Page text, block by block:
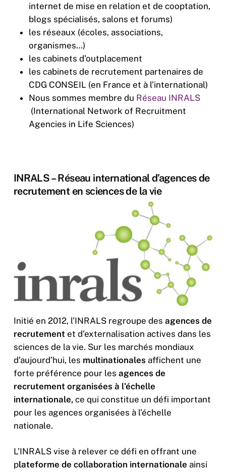
internet de mise en relation et de cooptation,
blogs spécialisés, salons et forums)
les réseaux (écoles, associations,
organismes…)
les cabinets d’outplacement
les cabinets de recrutement partenaires de
CDG CONSEIL (en France et à l’international)
Nous sommes membre du Réseau INRALS
(International Network of Recruitment
Agencies in Life Sciences)
INRALS – Réseau international d’agences de
recrutement en sciences de la vie
Initié en 2012, l’INRALS regroupe des agences de
recrutement et d’externalisation actives dans les
sciences de la vie. Sur les marchés mondiaux
d’aujourd’hui, les multinationales affichent une
forte préférence pour les agences de
recrutement organisées à l’échelle
internationale,ce qui constitue un défi important
pour les agences organisées à l’échelle
nationale.
L’INRALS vise à relever ce défi en offrant une
plateforme de collaboration internationale ainsi